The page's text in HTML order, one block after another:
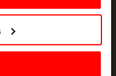
tua posizione
di qualche
in your email